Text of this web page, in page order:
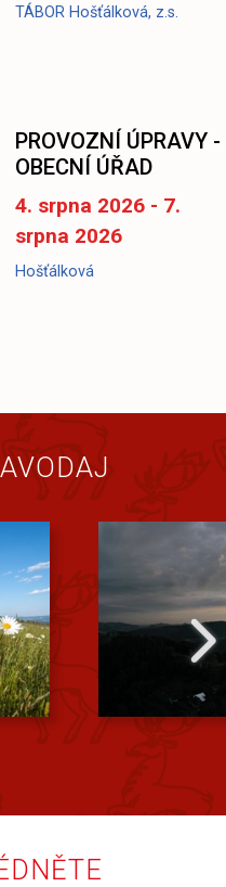
TÁBOR Hošťálková, z.s.
PROVOZNÍ ÚPRAVY -
OBECNÍ ÚŘAD
4. srpna 2026 - 7.
srpna 2026
Hošťálková